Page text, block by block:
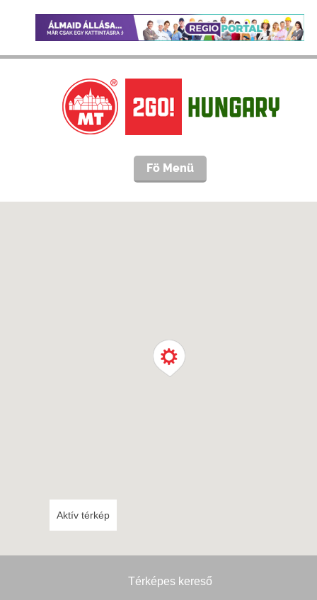
Fö Menü
Aktív térkép
Térképes kereső